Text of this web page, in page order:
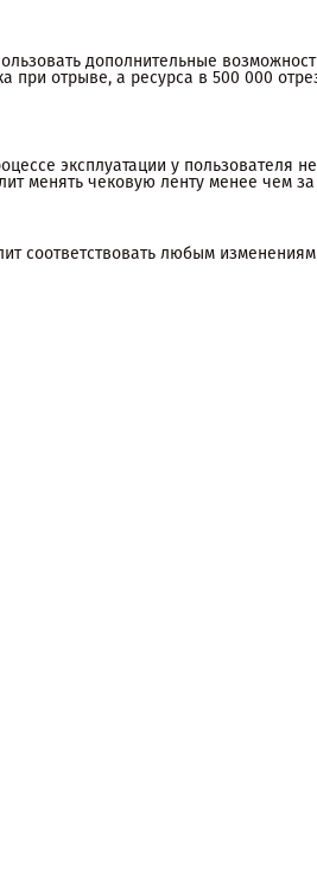
дополнительные
при отрыве, а ресурса в 500 000
эксплуатации у пользователя
менять чековую ленту менее чем
соответствовать любым изменениям